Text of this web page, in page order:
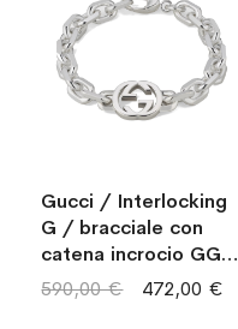
Gucci / Interlocking
G / bracciale con
catena incrocio GG /
argento
472,00 €
590,00 €